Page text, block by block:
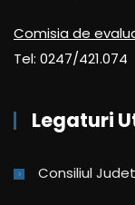
Comisia de
Tel: 0247/421.074
Legaturi
Consiliul